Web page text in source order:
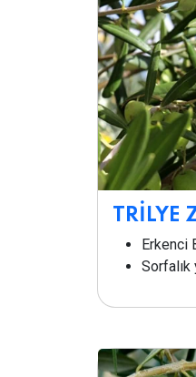
TRİLYE
Erkenci
Sorfalık